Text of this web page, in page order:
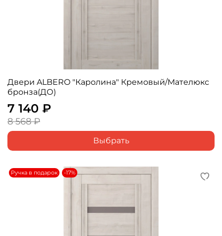
Двери ALBERO "Каролина" Кремовый/Мателюкс
бронза(ДО)
7 140 ₽
8 568 ₽
Выбрать
Ручка в подарок -17%